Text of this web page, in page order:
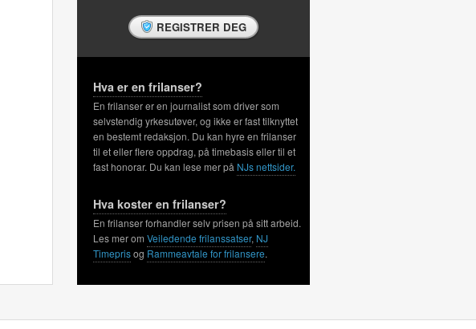
REGISTRER DEG
Hva er en frilanser?
En frilanser er en journalist som driver som
selvstendig yrkesutøver, og ikke er fast tilknyttet
en bestemt redaksjon. Du kan hyre en frilanser
til et eller flere oppdrag, på timebasis eller til et
fast honorar. Du kan lese mer på NJs nettsider.
Hva koster en frilanser?
En frilanser forhandler selv prisen på sitt arbeid.
Les mer om Veiledende frilanssatser, NJ
Timeprisog Rammeavtale for frilansere.